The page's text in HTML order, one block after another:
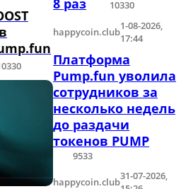
8 раз 10330
happycoin.club1-08-2026,
17:44
Платформа
Pump.fun уволила
сотрудников за
несколько недель
до раздачи
токенов PUMP
9533
happycoin.club31-07-2026,